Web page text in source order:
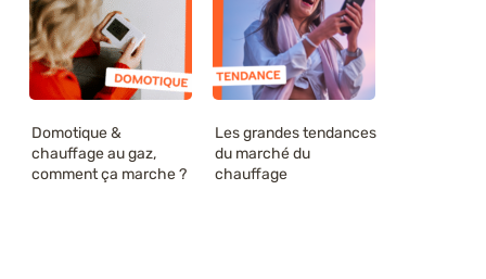
Domotique &
chauffage au gaz,
comment ça marche ?
Les grandes tendances
du marché du
chauffage